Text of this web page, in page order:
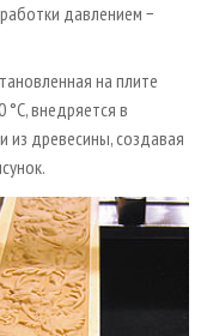
давлением −
на плите
внедряется в
из древесины, создавая